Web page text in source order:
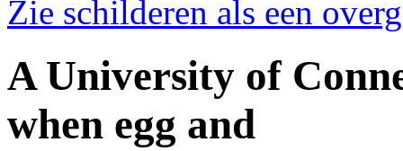
Zie schilderen als een
A University of
when egg and